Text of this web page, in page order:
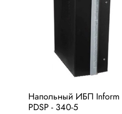
Напольный ИБП Inform
PDSP - 340-5